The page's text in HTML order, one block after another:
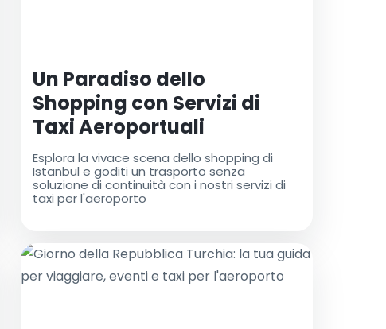
Un Paradiso dello
Shopping con Servizi di
Taxi Aeroportuali
Convenienti
Esplora la vivace scena dello shopping di
Istanbul e goditi un trasporto senza
soluzione di continuità con i nostri servizi di
taxi per l'aeroporto